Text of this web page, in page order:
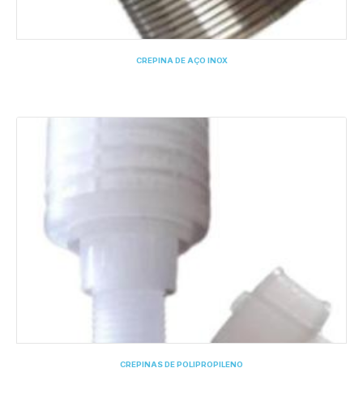
CREPINA DE AÇO INOX
CREPINAS DE POLIPROPILENO